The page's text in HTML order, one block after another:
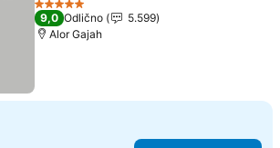
5 Zvezdice
9,0 Odlično
5.599
Alor Gajah